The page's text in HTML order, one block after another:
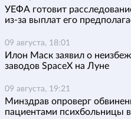
УЕФА готовит
из-за выплат его
09 августа, 18:01
Илон Маск заявил о
заводов SpaceX на Луне
09 августа, 19:21
Минздрав опроверг
пациентами психбольницы